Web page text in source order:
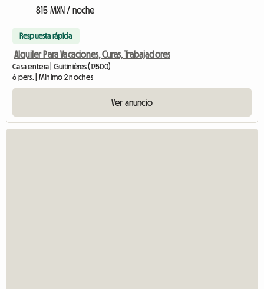
815 MXN / noche
Respuesta rápida
Alquiler Para Vacaciones, Curas, Trabajadores
Casa entera | Guitinières (17500)
6 pers. | Mínimo 2 noches
Ver anuncio